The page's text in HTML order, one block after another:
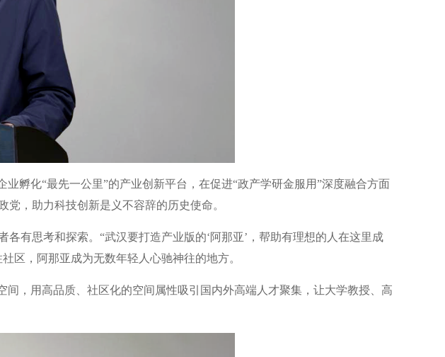
孵化“最先一公里”的产业创新平台，在促进“政产学研金服用”深度融合方面
，助力科技创新是义不容辞的历史使命。
有思考和探索。“武汉要打造产业版的‘阿那亚’，帮助有理想的人在这里成
区，阿那亚成为无数年轻人心驰神往的地方。
，用高品质、社区化的空间属性吸引国内外高端人才聚集，让大学教授、高